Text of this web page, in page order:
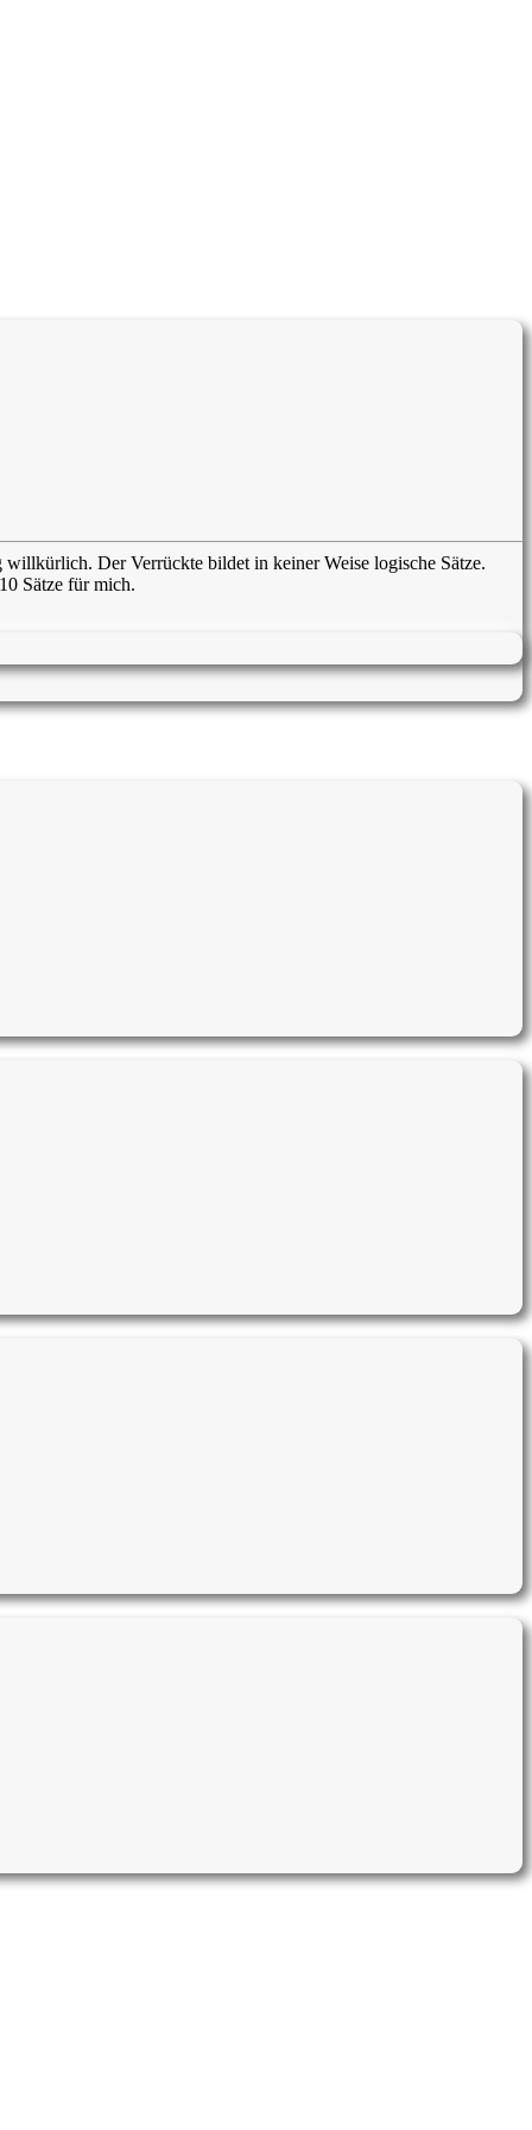
Der Verrückte bildet in keiner Weise logische Sätze.
Sätze für mich.